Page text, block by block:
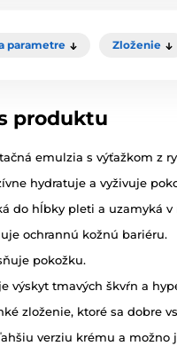
parametre Zloženie
produktu
emulzia s výťažkom z
hydratuje a vyživuje
do hĺbky pleti a uzamyká v
ochrannú kožnú bariéru.
pokožku.
výskyt tmavých škvŕn a
zloženie, ktoré sa dobre
verziu krému a možno